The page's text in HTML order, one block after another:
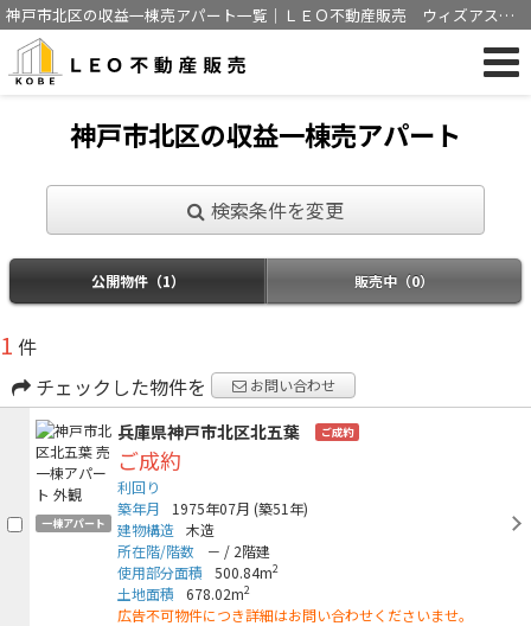
神戸市北区の収益一棟売アパート一覧｜ＬＥＯ不動産販売 ウィズアス神
戸株式会社
神戸市北区の収益一棟売アパート
検索条件を変更
公開物件（1） 販売中（0）
1 件
チェックした物件を
お問い合わせ
一棟アパート
兵庫県神戸市北区北五葉 ご成約
ご成約
利回り
築年月
1975年07月 (築51年)
建物構造 木造
所在階/階数
－ / 2階建
使用部分面積
500.84m2
土地面積 678.02m2
広告不可物件につき詳細はお問い合わせくださいませ。